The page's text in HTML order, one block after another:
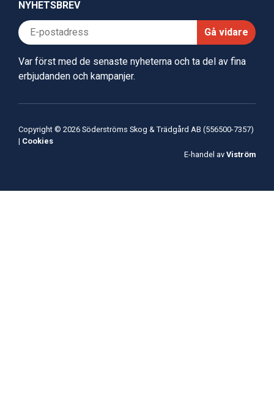
NYHETSBREV
Gå vidare
Var först med de senaste nyheterna och ta del av fina
erbjudanden och kampanjer.
Copyright © 2026 Söderströms Skog & Trädgård AB (556500-7357)
| Cookies
E-handel av Viström